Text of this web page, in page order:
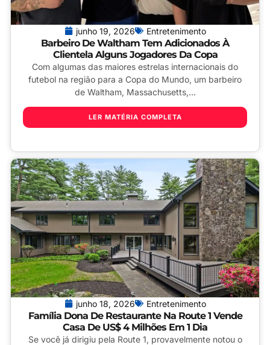
junho 19, 2026 Entretenimento
Barbeiro De Waltham Tem Adicionados À
Clientela Alguns Jogadores Da Copa
Com algumas das maiores estrelas internacionais do
futebol na região para a Copa do Mundo, um barbeiro
de Waltham, Massachusetts,...
LER MATÉRIA COMPLETA
junho 18, 2026 Entretenimento
Família Dona De Restaurante Na Route 1 Vende
Casa De US$ 4 Milhões Em 1 Dia
Se você já dirigiu pela Route 1, provavelmente notou o